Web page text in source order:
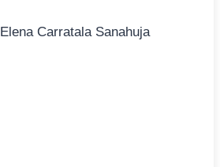
Elena Carratala Sanahuja